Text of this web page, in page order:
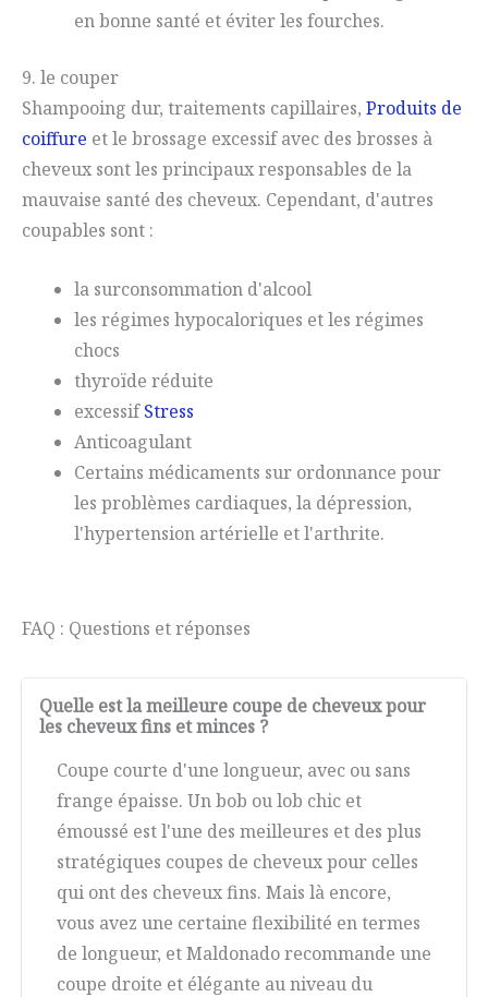
en bonne santé et éviter les fourches.
9. le couper
Shampooing dur, traitements capillaires, Produits de
coiffure et le brossage excessif avec des brosses à
cheveux sont les principaux responsables de la
mauvaise santé des cheveux. Cependant, d'autres
coupables sont :
la surconsommation d'alcool
les régimes hypocaloriques et les régimes
chocs
thyroïde réduite
excessifStress
Anticoagulant
Certains médicaments sur ordonnance pour
les problèmes cardiaques, la dépression,
l'hypertension artérielle et l'arthrite.
FAQ : Questions et réponses
Quelle est la meilleure coupe de cheveux pour
les cheveux fins et minces ?
Coupe courte d'une longueur, avec ou sans
frange épaisse. Un bob ou lob chic et
émoussé est l'une des meilleures et des plus
stratégiques coupes de cheveux pour celles
qui ont des cheveux fins. Mais là encore,
vous avez une certaine flexibilité en termes
de longueur, et Maldonado recommande une
coupe droite et élégante au niveau du